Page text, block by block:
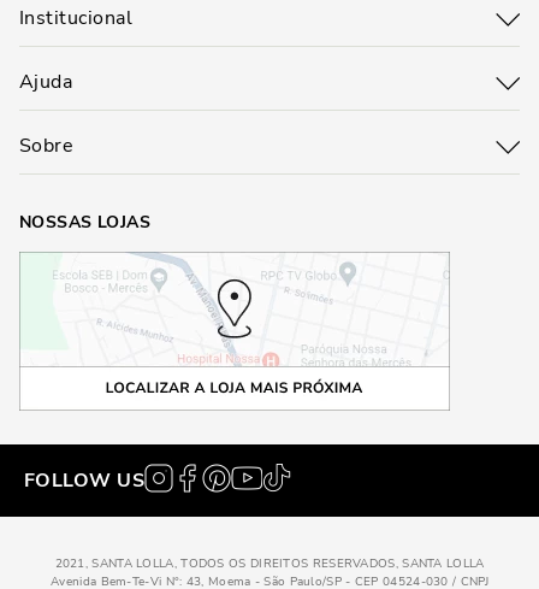
Institucional
Ajuda
Sobre
NOSSAS LOJAS
FOLLOW US
2021, SANTA LOLLA, TODOS OS DIREITOS RESERVADOS, SANTA LOLLA
Avenida Bem-Te-Vi N°: 43, Moema - São Paulo/SP - CEP 04524-030 / CNPJ